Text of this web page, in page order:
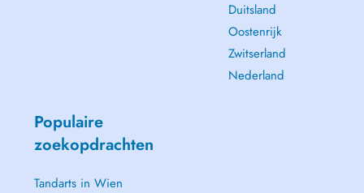
Duitsland
Oostenrijk
Zwitserland
Nederland
Populaire
zoekopdrachten
Tandarts in Wien